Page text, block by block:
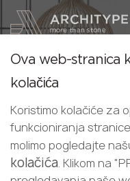
English
Croatian
+48 22
Od stvaranja prve u
kvarcnog aglomerata
neusporediv u
Pošaljite
naši
Ova web-stranica
kolačića
Koristimo kolačiće za
funkcioniranja
molimo pogledajte
kolačića. Klikom na